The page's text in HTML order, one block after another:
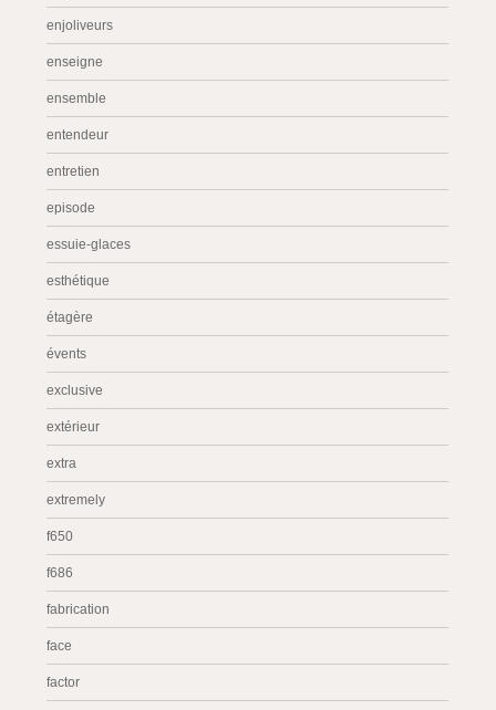
enjoliveurs
enseigne
ensemble
entendeur
entretien
episode
essuie-glaces
esthétique
étagère
évents
exclusive
extérieur
extra
extremely
f650
f686
fabrication
face
factor